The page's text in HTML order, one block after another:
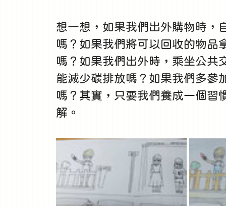
想一想，如果我們出外購物時，
嗎？如果我們將可以回收的物品
嗎？如果我們出外時，乘坐公共
能減少碳排放嗎？如果我們多參
嗎？其實，只要我們養成一個習
解。